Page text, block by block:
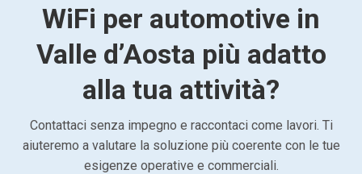
WiFi per automotive in
Valle d’Aosta più adatto
alla tua attività?
Contattaci senza impegno e raccontaci come lavori. Ti
aiuteremo a valutare la soluzione più coerente con le tue
esigenze operative e commerciali.